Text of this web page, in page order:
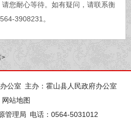
您耐心等待。如有疑问，请联系衡
3908231。
>
公室 主办：霍山县人民政府办公室
网站地图
管理局 电话：0564-5031012